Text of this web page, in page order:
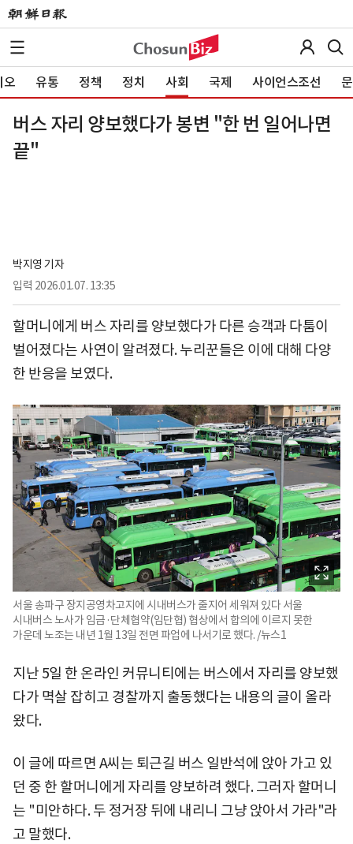
오 유통 정책 정치 사회 국제 사이언스조선
버스 자리 양보했다가 봉변 "한 번 일어나면
끝"
박지영 기자
입력 2026.01.07. 13:35
할머니에게 버스 자리를 양보했다가 다른 승객과 다툼이
벌어졌다는 사연이 알려졌다. 누리꾼들은 이에 대해 다양
한 반응을 보였다.
서울 송파구 장지공영차고지에 시내버스가 줄지어 세워져 있다 서울
시내버스 노사가 임금·단체협약(임단협) 협상에서 합의에 이르지 못한
가운데 노조는 내년 1월 13일 전면 파업에 나서기로 했다. /뉴스1
지난 5일 한 온라인 커뮤니티에는 버스에서 자리를 양보했
다가 멱살 잡히고 경찰까지 출동했다는 내용의 글이 올라
왔다.
이 글에 따르면 A씨는 퇴근길 버스 일반석에 앉아 가고 있
던 중 한 할머니에게 자리를 양보하려 했다. 그러자 할머니
는 "미안하다. 두 정거장 뒤에 내리니 그냥 앉아서 가라"라
고 말했다.